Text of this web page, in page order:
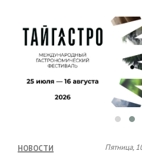
НОВОСТИ Пятница,